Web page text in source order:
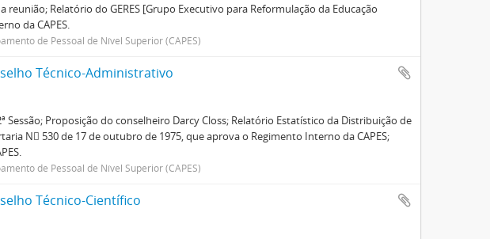
reunião; Relatório do GERES [Grupo Executivo para Reformulação da Educação
da CAPES.
de Pessoal de Nível Superior (CAPES)
Técnico-Administrativo
Sessão; Proposição do conselheiro Darcy Closs; Relatório Estatístico da Distribuição de
N 530 de 17 de outubro de 1975, que aprova o Regimento Interno da CAPES;
de Pessoal de Nível Superior (CAPES)
Técnico-Científico